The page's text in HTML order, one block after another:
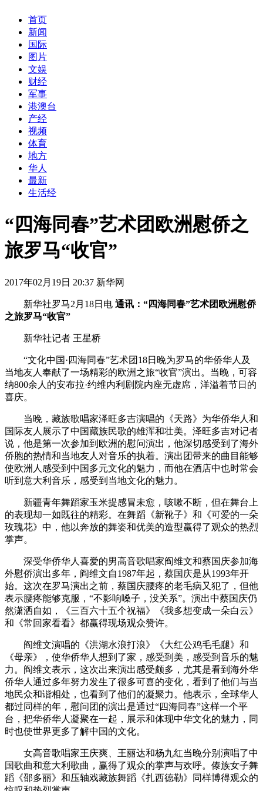
首页
新闻
国际
图片
文娱
财经
军事
港澳台
产经
视频
体育
地方
华人
最新
生活经
“四海同春”艺术团欧洲慰侨之
旅罗马“收官”
2017年02月19日 20:37 新华网
新华社罗马2月18日电 通讯：“四海同春”艺术团欧洲慰侨
之旅罗马“收官”
新华社记者 王星桥
“文化中国·四海同春”艺术团18日晚为罗马的华侨华人及
当地友人奉献了一场精彩的欧洲之旅“收官”演出。当晚，可容
纳800余人的安布拉·约维内利剧院内座无虚席，洋溢着节日的
喜庆。
当晚，藏族歌唱家泽旺多吉演唱的《天路》为华侨华人和
国际友人展示了中国藏族民歌的雄浑和壮美。泽旺多吉对记者
说，他是第一次参加到欧洲的慰问演出，他深切感受到了海外
侨胞的热情和当地友人对音乐的执着。演出团带来的曲目能够
使欧洲人感受到中国多元文化的魅力，而他在酒店中也时常会
听到意大利音乐，感受到当地文化的魅力。
新疆青年舞蹈家玉米提感冒未愈，咳嗽不断，但在舞台上
的表现却一如既往的精彩。在舞蹈《新靴子》和《可爱的一朵
玫瑰花》中，他以奔放的舞姿和优美的造型赢得了观众的热烈
掌声。
深受华侨华人喜爱的男高音歌唱家阎维文和蔡国庆参加海
外慰侨演出多年，阎维文自1987年起，蔡国庆是从1993年开
始。这次在罗马演出之前，蔡国庆腰疼的老毛病又犯了，但他
表示腰疼能够克服，“不影响嗓子，没关系”。演出中蔡国庆仍
然潇洒自如，《三百六十五个祝福》《我多想变成一朵白云》
和《常回家看看》都赢得现场观众赞许。
阎维文演唱的《洪湖水浪打浪》《大红公鸡毛毛腿》和
《母亲》，使华侨华人想到了家，感受到美，感受到音乐的魅
力。阎维文表示，这次出来演出感受颇多，尤其是看到海外华
侨华人通过多年努力发生了很多可喜的变化，看到了他们与当
地民众和谐相处，也看到了他们的凝聚力。他表示，全球华人
都过同样的年，慰问团的演出是通过“四海同春”这样一个平
台，把华侨华人凝聚在一起，展示和体现中华文化的魅力，同
时也使世界更多了解中国的文化。
女高音歌唱家王庆爽、王丽达和杨九红当晚分别演唱了中
国歌曲和意大利歌曲，赢得了观众的掌声与欢呼。傣族女子舞
蹈《邵多丽》和压轴戏藏族舞蹈《扎西德勒》同样博得观众的